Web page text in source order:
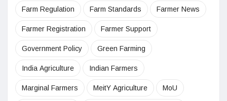
Farm Regulation Farm Standards Farmer News
Farmer Registration Farmer Support
Government Policy Green Farming
India Agriculture Indian Farmers
Marginal Farmers MeitY Agriculture MoU